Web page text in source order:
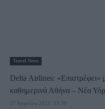
Travel News
Delta Airlines: «Επιστρέφει»
καθημερινά Αθήνα – Νέα
27 Απριλίου 2021, 15:59